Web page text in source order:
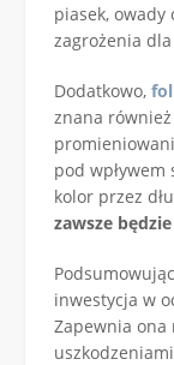
piasek, owady
zagrożenia
Dodatkowo,
znana również
pod
kolor przez
zawsze
inwestycja w
Zapewnia ona